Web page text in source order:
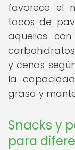
favorece el
tacos de
aquellos
y cenas
la
grasa y
Snacks y
para